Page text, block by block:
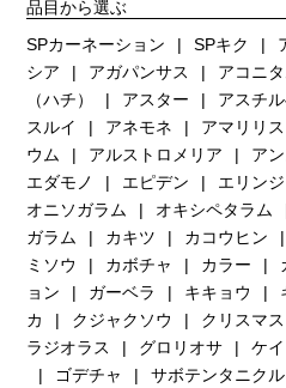
品目から選ぶ
SPカーネーション
SPキク
シア
アガパンサス アコニ
（ハチ）
アスター アスチ
スルイ
アネモネ アマリリ
ウム
アルストロメリア ア
エダモノ
エピデン エリン
オニソガラム
オキシペタラム
ガラム
カキツ カコウヒン
ミソウ
カボチャ カラー
ョン
ガーベラ キキョウ
カ
クジャクソウ クリスマ
ラジオラス
グロリオサ ケイ
ゴデチャ
サボテンタニクル